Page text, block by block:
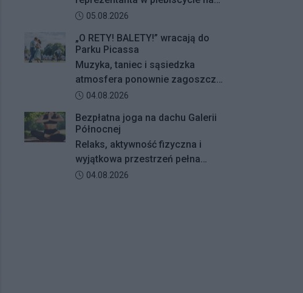
Ceramicznej.
Warszawskie Drzewo Roku. Do
zakwalifikował się okazały dąb
Konturowej. Teraz o zwycięstwie
zadecydują głosy mieszkańców.
Data dodania artykułu:
05.08.2026
„O RETY! BALETY!” wracają do
Parku Picassa
Muzyka, taniec i sąsiedzka
atmosfera ponownie zagoszczą
w Parku Picassa. Już 7 sierpnia
plenerowych potańcówek „O
RETY! BALETY!
Data dodania artykułu:
04.08.2026
Bezpłatna joga na dachu Galerii
Północnej
Relaks, aktywność fizyczna i
wyjątkowa przestrzeń pełna
zieleni – Galeria Północna wraz z
Data dodania artykułu:
04.08.2026